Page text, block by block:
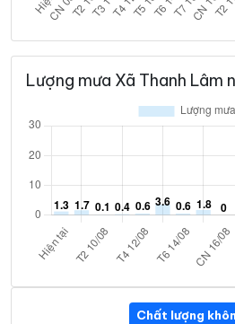
Lượng mưa Xã Thanh Lâm
Chất lượng